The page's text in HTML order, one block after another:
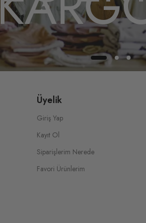
Üyelik
Giriş Yap
Kayıt Ol
Siparişlerim Nerede
Favori Ürünlerim